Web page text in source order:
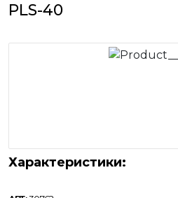
PLS-40
Характеристики: